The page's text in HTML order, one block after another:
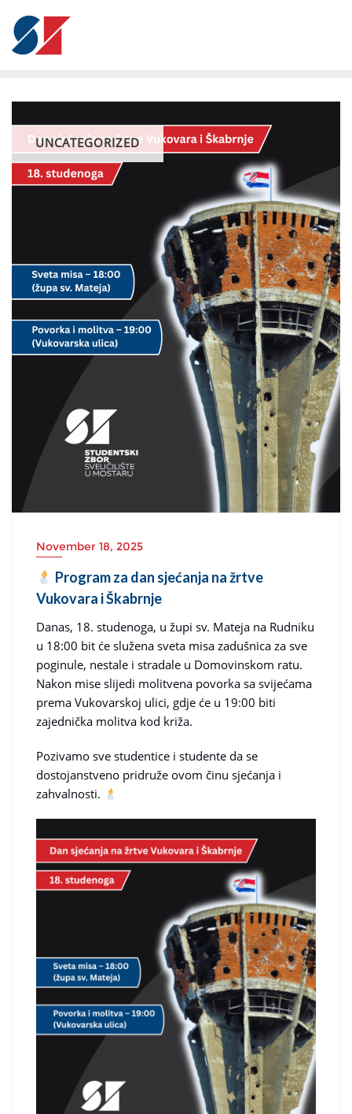
UNCATEGORIZED
November 18, 2025
Program za dan sjećanja na žrtve
Vukovara i Škabrnje
Danas, 18. studenoga, u župi sv. Mateja na Rudniku
u 18:00 bit će služena sveta misa zadušnica za sve
poginule, nestale i stradale u Domovinskom ratu.
Nakon mise slijedi molitvena povorka sa svijećama
prema Vukovarskoj ulici, gdje će u 19:00 biti
zajednička molitva kod križa.
Pozivamo sve studentice i studente da se
dostojanstveno pridruže ovom činu sjećanja i
zahvalnosti.